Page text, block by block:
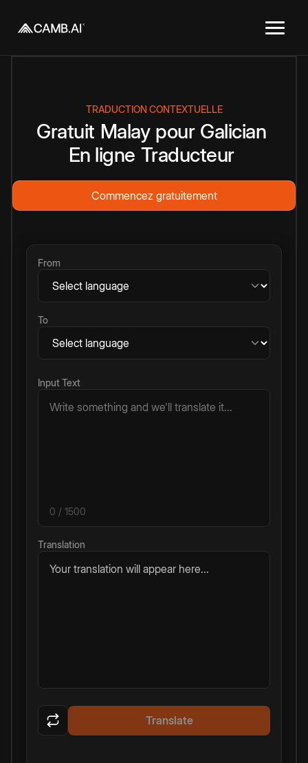
TRADUCTION CONTEXTUELLE
Gratuit Malay pour Galician
En ligne Traducteur
Commencez gratuitement
From
To
Input Text
0 / 1500
Translation
Your translation will appear here...
Translate